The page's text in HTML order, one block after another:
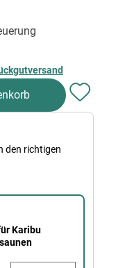
den richtigen
Gartensaunen
Karibu